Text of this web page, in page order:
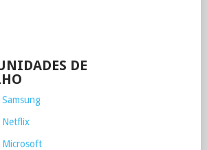
DE
Netflix
Microsoft